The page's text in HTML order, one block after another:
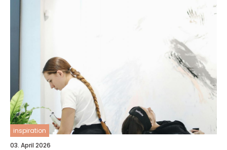
inspiration
03. April 2026